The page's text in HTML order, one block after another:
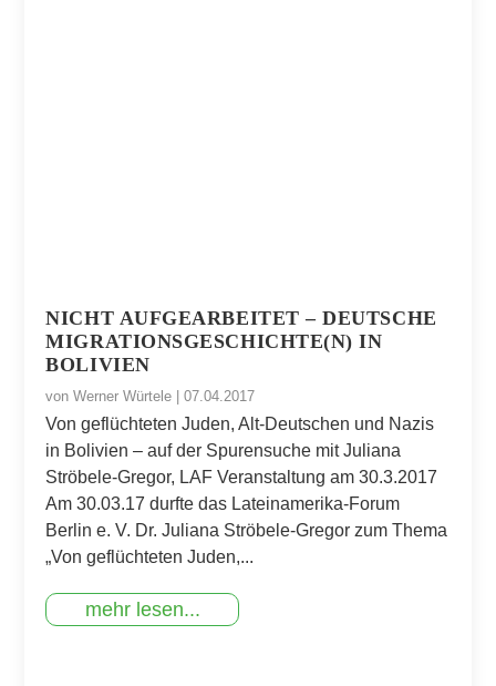
NICHT AUFGEARBEITET – DEUTSCHE
MIGRATIONSGESCHICHTE(N) IN
BOLIVIEN
vonWerner Würtele |07.04.2017
Von geflüchteten Juden, Alt-Deutschen und Nazis
in Bolivien – auf der Spurensuche mit Juliana
Ströbele-Gregor, LAF Veranstaltung am 30.3.2017
Am 30.03.17 durfte das Lateinamerika-Forum
Berlin e. V. Dr. Juliana Ströbele-Gregor zum Thema
„Von geflüchteten Juden,...
mehr lesen...